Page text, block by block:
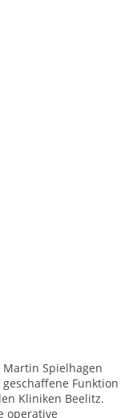
Martin Spielhagen
Funktion
Kliniken Beelitz.
operative